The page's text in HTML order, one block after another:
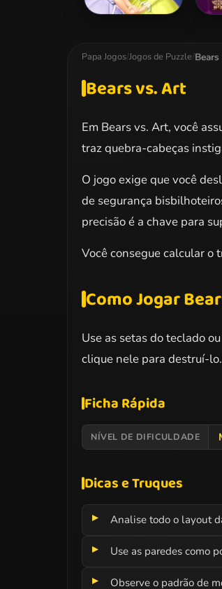
Papa Jogos/Jogos de Puzzle/
Bears vs. Art
Em Bears vs. Art, você
traz quebra-cabeças
O jogo exige que você
de segurança
precisão é a chave para
Você consegue calcular o
Como Jogar
Use as setas do teclado
clique nele para destruí-lo.
Ficha Rápida
NÍVEL DE DIFICULDADE
Dicas e Truques
Analise todo o layout
Use as paredes como
Observe o padrão de